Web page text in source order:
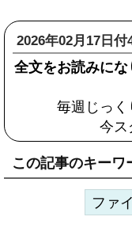
2026年02月17日
全文をお読みに
毎週じっく
今ス
この記事のキーワ
ファ